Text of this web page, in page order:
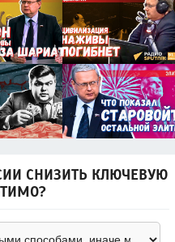
СНИЗИТЬ КЛЮЧЕВУЮ